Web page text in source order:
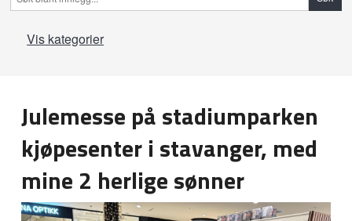
Vis kategorier
Stadiumparken Desember 2024
Nordic cardshow Oslo 2024
Julemesse på stadiumparken
kjøpesenter i stavanger, med
mine 2 herlige sønner